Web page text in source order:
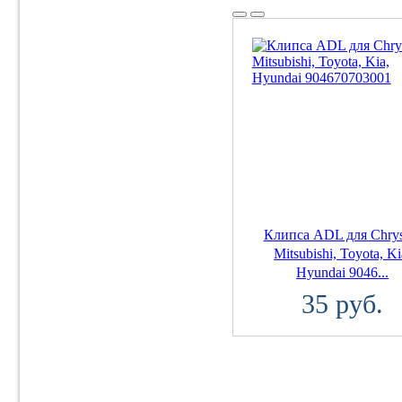
Клипса ADL для
Mitsubishi, Toyota,
Hyundai 9046...
35 руб.